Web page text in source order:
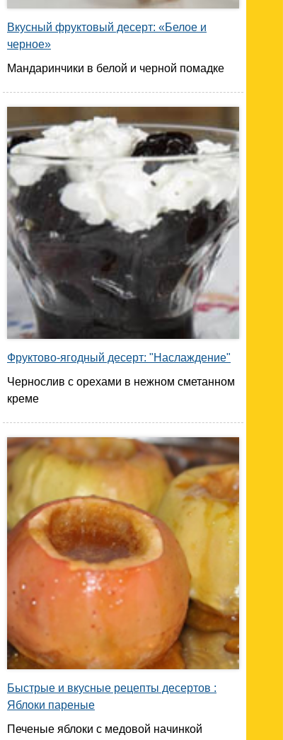
Вкусный фруктовый десерт: «Белое и
черное»
Мандаринчики в белой и черной помадке
Фруктово-ягодный десерт: "Наслаждение"
Чернослив с орехами в нежном сметанном
креме
Быстрые и вкусные рецепты десертов :
Яблоки пареные
Печеные яблоки с медовой начинкой